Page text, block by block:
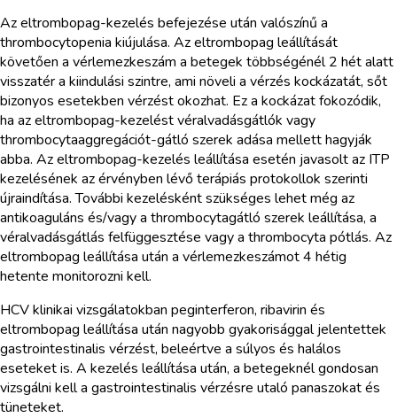
Az eltrombopag-kezelés befejezése után valószínű a
thrombocytopenia kiújulása. Az eltrombopag leállítását
követően a vérlemezkeszám a betegek többségénél 2 hét alatt
visszatér a kiindulási szintre, ami növeli a vérzés kockázatát, sőt
bizonyos esetekben vérzést okozhat. Ez a kockázat fokozódik,
ha az eltrombopag-kezelést véralvadásgátlók vagy
thrombocytaaggregációt-gátló szerek adása mellett hagyják
abba. Az eltrombopag-kezelés leállítása esetén javasolt az ITP
kezelésének az érvényben lévő terápiás protokollok szerinti
újraindítása. További kezelésként szükséges lehet még az
antikoaguláns és/vagy a thrombocytagátló szerek leállítása, a
véralvadásgátlás felfüggesztése vagy a thrombocyta pótlás. Az
eltrombopag leállítása után a vérlemezkeszámot 4 hétig
hetente monitorozni kell.
HCV klinikai vizsgálatokban peginterferon, ribavirin és
eltrombopag leállítása után nagyobb gyakorisággal jelentettek
gastrointestinalis vérzést, beleértve a súlyos és halálos
eseteket is. A kezelés leállítása után, a betegeknél gondosan
vizsgálni kell a gastrointestinalis vérzésre utaló panaszokat és
tüneteket.